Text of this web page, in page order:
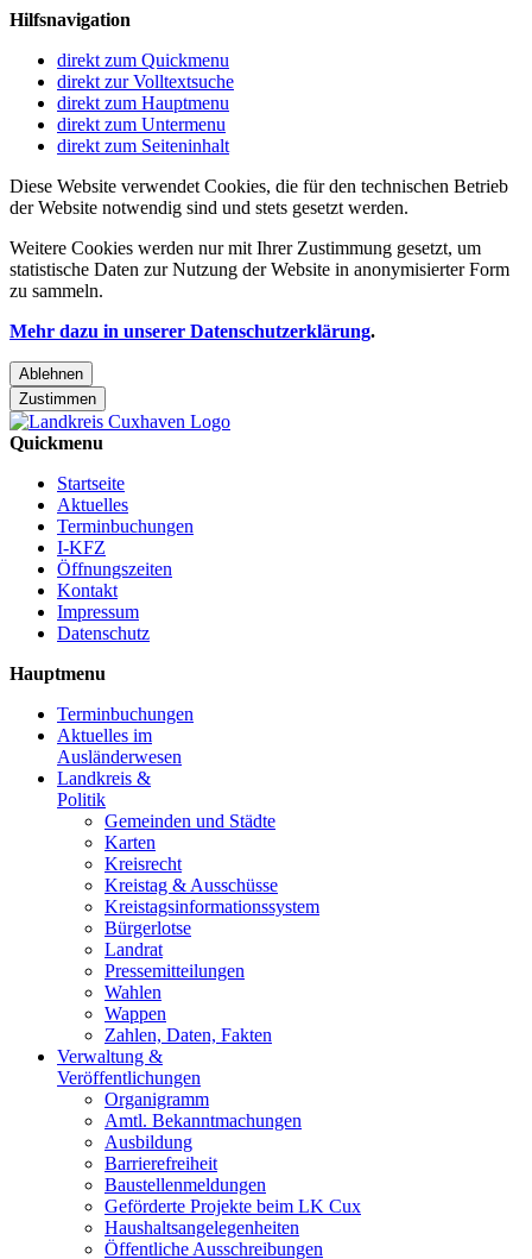
Hilfsnavigation
direkt zum Quickmenu
direkt zur Volltextsuche
direkt zum Hauptmenu
direkt zum Untermenu
direkt zum Seiteninhalt
Diese Website verwendet Cookies, die für den technischen Betrieb
der Website notwendig sind und stets gesetzt werden.
Weitere Cookies werden nur mit Ihrer Zustimmung gesetzt, um
statistische Daten zur Nutzung der Website in anonymisierter Form
zu sammeln.
Mehr dazu in unserer Datenschutzerklärung.
Ablehnen
Zustimmen
Quickmenu
Startseite
Aktuelles
Terminbuchungen
I-KFZ
Öffnungszeiten
Kontakt
Impressum
Datenschutz
Hauptmenu
Terminbuchungen
Aktuelles im
Ausländerwesen
Landkreis &
Politik
Gemeinden und Städte
Karten
Kreisrecht
Kreistag & Ausschüsse
Kreistagsinformationssystem
Bürgerlotse
Landrat
Pressemitteilungen
Wahlen
Wappen
Zahlen, Daten, Fakten
Verwaltung &
Veröffentlichungen
Organigramm
Amtl. Bekanntmachungen
Ausbildung
Barrierefreiheit
Baustellenmeldungen
Geförderte Projekte beim LK Cux
Haushaltsangelegenheiten
Öffentliche Ausschreibungen